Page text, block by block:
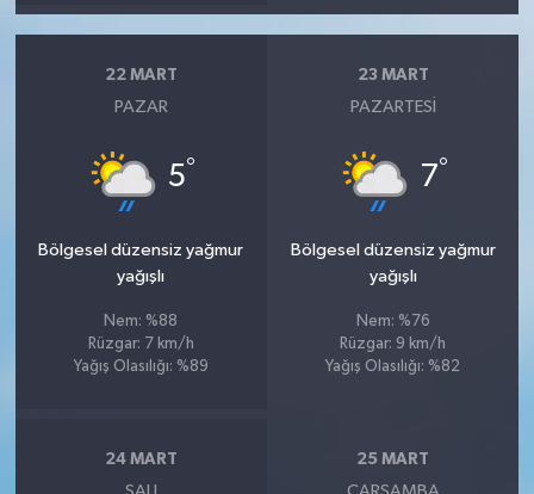
22 MART
PAZAR
5°
Bölgesel düzensiz yağmur
yağışlı
Nem: %88
Rüzgar: 7 km/h
Yağış Olasılığı: %89
23 MART
PAZARTESI
7°
Bölgesel düzensiz yağmur
yağışlı
Nem: %76
Rüzgar: 9 km/h
Yağış Olasılığı: %82
24 MART 25 MART